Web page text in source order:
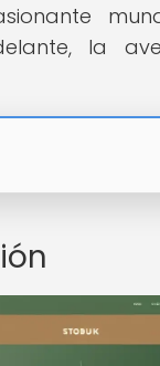
la